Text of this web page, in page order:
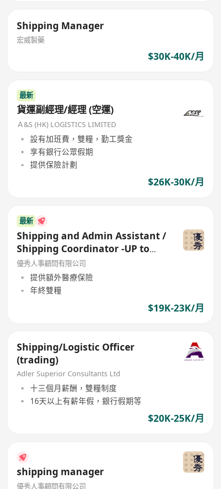
Shipping Manager
宏威製藥
$30K-40K/月
最新
貨運副經理/經理 (空運)
Ａ&S (HK) LOGISTICS LIMITED
設有加班費，雙糧，勤工獎金
享有銀行公眾假期
提供保險計劃
$26K-30K/月
最新
Shipping and Admin Assistant /
Shipping Coordinator -UP to
23k
優秀人事顧問有限公司
提供額外醫療保險
年終雙糧
$19K-23K/月
Shipping/Logistic Officer
(trading)
Adler Superior Consultants Ltd
十三個月薪酬，雙糧制度
16天以上有薪年假，銀行假期等
$20K-25K/月
shipping manager
優秀人事顧問有限公司